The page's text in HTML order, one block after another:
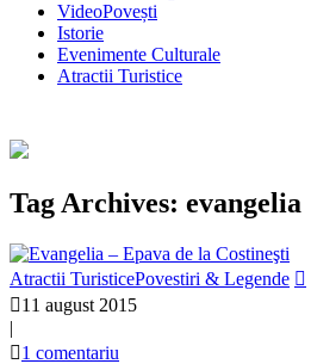
VideoPovești
Istorie
Evenimente Culturale
Atractii Turistice
Tag Archives: evangelia
Atractii TuristicePovestiri & Legende
11 august 2015
|
1 comentariu